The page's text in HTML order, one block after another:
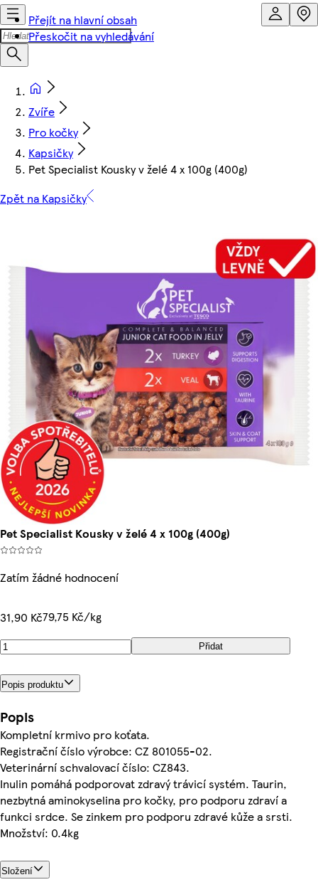
Přejít na hlavní obsah
Přeskočit na vyhledávání
Zvíře
Pro kočky
Kapsičky
Pet Specialist Kousky v želé 4 x 100g (400g)
Zpět na Kapsičky
Pet Specialist Kousky v želé 4 x 100g (400g)
Zatím žádné hodnocení
31,90 Kč79,75 Kč/kg
Přidat
Popis produktu
Popis
Kompletní krmivo pro koťata.
Registrační číslo výrobce: CZ 801055-02.
Veterinární schvalovací číslo: CZ843.
Inulin pomáhá podporovat zdravý trávicí systém. Taurin,
nezbytná aminokyselina pro kočky, pro podporu zdraví a
funkci srdce. Se zinkem pro podporu zdravé kůže a srsti.
Množství: 0.4kg
Složení